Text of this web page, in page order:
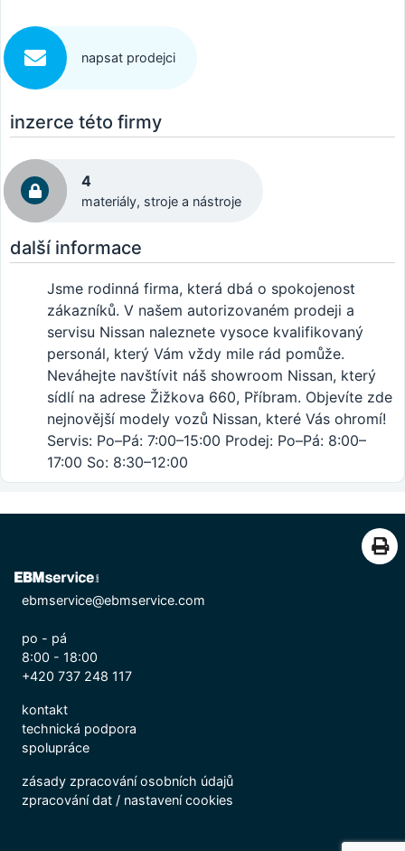
napsat prodejci
inzerce této firmy
4
materiály, stroje a nástroje
další informace
Jsme rodinná firma, která dbá o spokojenost
zákazníků. V našem autorizovaném prodeji a
servisu Nissan naleznete vysoce kvalifikovaný
personál, který Vám vždy mile rád pomůže.
Neváhejte navštívit náš showroom Nissan, který
sídlí na adrese Žižkova 660, Příbram. Objevíte zde
nejnovější modely vozů Nissan, které Vás ohromí!
Servis: Po–Pá: 7:00–15:00 Prodej: Po–Pá: 8:00–
17:00 So: 8:30–12:00
ebmservice@ebmservice.com
po - pá
8:00 - 18:00
+420 737 248 117
kontakt
technická podpora
spolupráce
zásady zpracování osobních údajů
zpracování dat/ nastavení cookies